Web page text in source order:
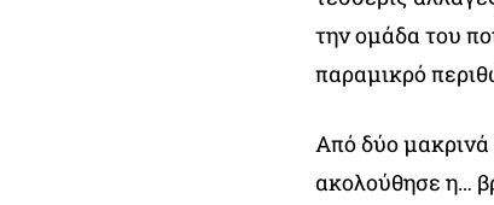
την ομάδα του
παραμικρό
Από δύο μακρινά
ακολούθησε η…